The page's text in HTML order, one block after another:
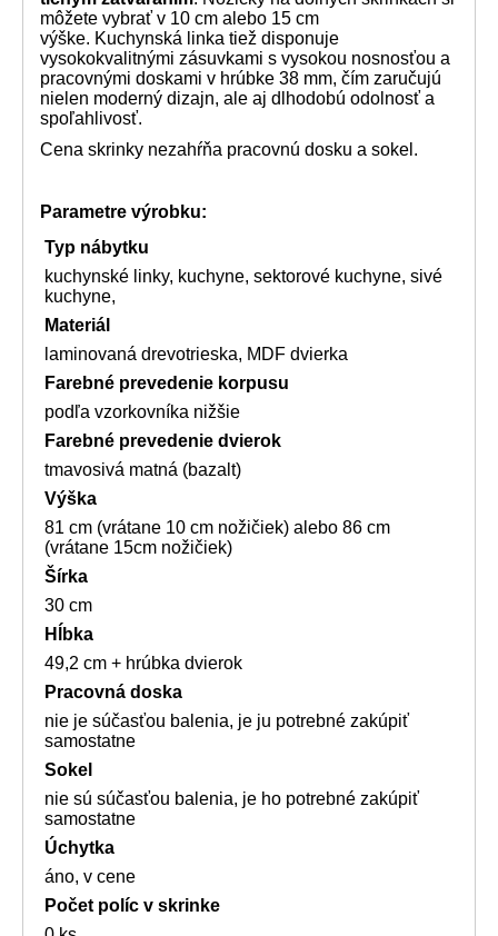
môžete vybrať v 10 cm alebo 15 cm
výške. Kuchynská linka tiež disponuje
vysokokvalitnými zásuvkami s vysokou nosnosťou a
pracovnými doskami v hrúbke 38 mm, čím zaručujú
nielen moderný dizajn, ale aj dlhodobú odolnosť a
spoľahlivosť.
Cena skrinky nezahŕňa pracovnú dosku a sokel.
Parametre výrobku:
Typ nábytku
kuchynské linky, kuchyne, sektorové kuchyne, sivé
kuchyne,
Materiál
laminovaná drevotrieska, MDF dvierka
Farebné prevedenie korpusu
podľa vzorkovníka nižšie
Farebné prevedenie dvierok
tmavosivá matná (bazalt)
Výška
81 cm (vrátane 10 cm nožičiek) alebo 86 cm
(vrátane 15cm nožičiek)
Šírka
30 cm
Hĺbka
49,2 cm + hrúbka dvierok
Pracovná doska
nie je súčasťou balenia, je ju potrebné zakúpiť
samostatne
Sokel
nie sú súčasťou balenia, je ho potrebné zakúpiť
samostatne
Úchytka
áno, v cene
Počet políc v skrinke